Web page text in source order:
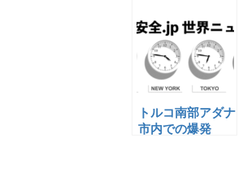
トルコ南部アダナ
市内での爆発